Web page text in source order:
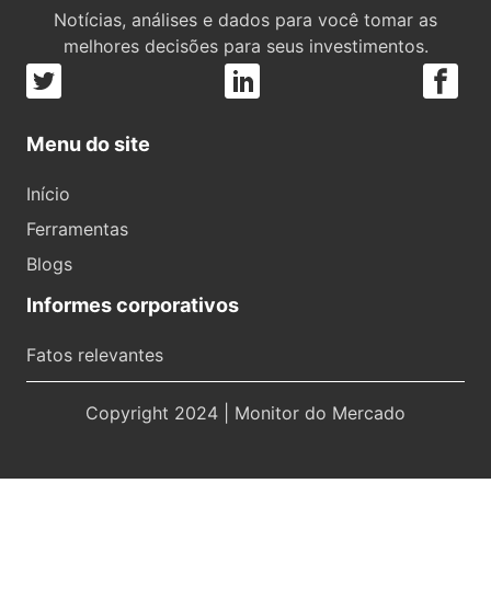
Notícias, análises e dados para você tomar as
melhores decisões para seus investimentos.
Menu do site
Início
Ferramentas
Blogs
Informes corporativos
Fatos relevantes
Copyright 2024 | Monitor do Mercado